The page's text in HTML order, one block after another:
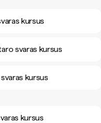
kursus
svaras kursus
kursus
kursus